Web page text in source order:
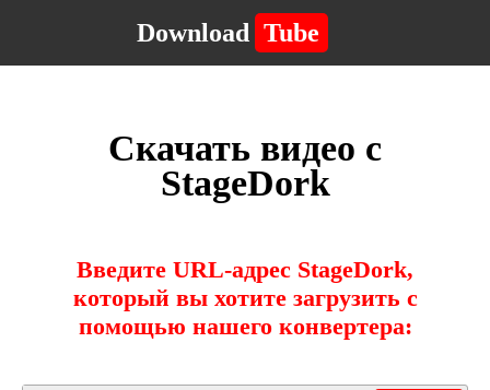
Download Tube
Скачать видео с
StageDork
Введите URL-адрес StageDork,
который вы хотите загрузить с
помощью нашего конвертера: